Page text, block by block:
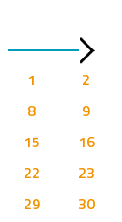
1
2
8
9
15
16
22
23
29
30